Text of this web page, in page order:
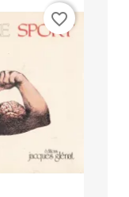
favorite_border